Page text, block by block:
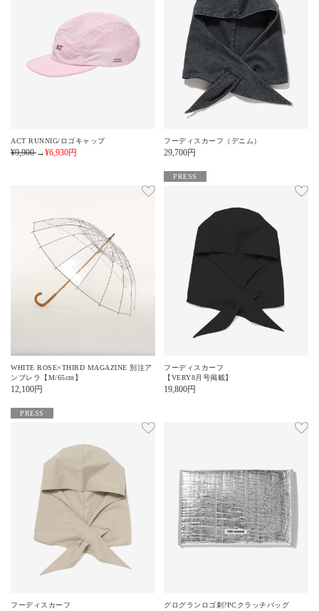
ACT RUNNIG/ロゴキャップ
¥9,900→¥6,930円
フーディスカーフ（デニム）
29,700円
WHITE ROSE×THIRD MAGAZINE 別注ア
ンブレラ【M/65cm】
12,100円
PRESS
フーディスカーフ
【VERY8月号掲載】
19,800円
PRESS
フーディスカーフ
グログランロゴ刺?PCクラッチバッグ